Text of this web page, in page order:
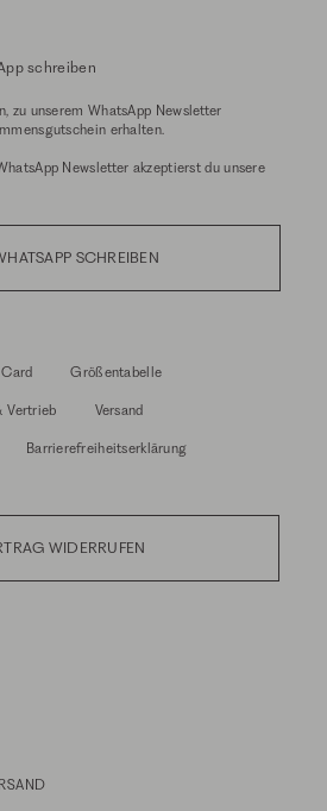
schreiben
zu unserem WhatsApp Newsletter
erhalten.
Newsletter akzeptierst du unsere
SCHREIBEN
Größentabelle
Vertrieb Versand
Barrierefreiheitserklärung
WIDERRUFEN